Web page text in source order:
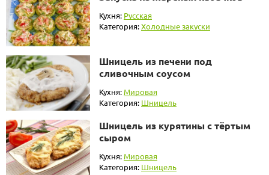
Кухня: Русская
Категория:Холодные закуски
Шницель из печени под
сливочным соусом
Кухня: Мировая
Категория: Шницель
Шницель из курятины с тёртым
сыром
Кухня: Мировая
Категория: Шницель